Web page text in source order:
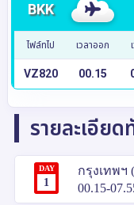
BKK
ไฟล์ทไป เวลาออก
VZ820 00.15
รายละเอียด
DAY
1
กรุงเทพฯ
00.15-